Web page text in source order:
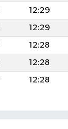
12:29
12:29
12:28
12:28
12:28